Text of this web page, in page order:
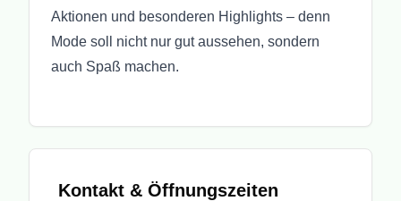
Aktionen und besonderen Highlights – denn
Mode soll nicht nur gut aussehen, sondern
auch Spaß machen.
Kontakt & Öffnungszeiten